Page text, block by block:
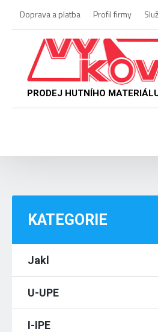
Doprava a platba Profil firmy
PRODEJ HUTNÍHO
KATEGORIE
Jakl
U-UPE
I-IPE